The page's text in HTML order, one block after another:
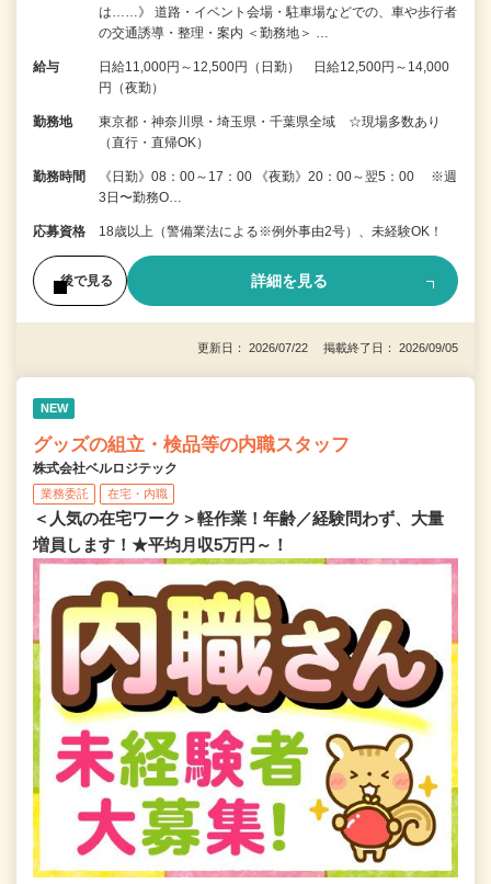
は……》 道路・イベント会場・駐車場などでの、車や歩行者
の交通誘導・整理・案内 ＜勤務地＞ …
給与
日給11,000円～12,500円（日勤） 日給12,500円～14,000
円（夜勤）
勤務地
東京都・神奈川県・埼玉県・千葉県全域 ☆現場多数あり
（直行・直帰OK）
勤務時間
《日勤》08：00～17：00 《夜勤》20：00～翌5：00 ※週
3日〜勤務O…
応募資格 18歳以上（警備業法による※例外事由2号）、未経験OK！
後で見る 詳細を見る
更新日： 2026/07/22 掲載終了日： 2026/09/05
NEW
グッズの組立・検品等の内職スタッフ
株式会社ベルロジテック
業務委託 在宅・内職
＜人気の在宅ワーク＞軽作業！年齢／経験問わず、大量
増員します！★平均月収5万円～！